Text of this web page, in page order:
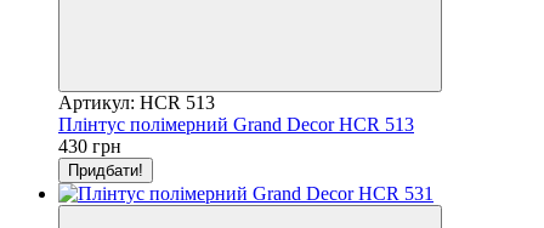
Артикул: HCR 513
Плінтус полімерний Grand Decor HCR 513
430 грн
Придбати!